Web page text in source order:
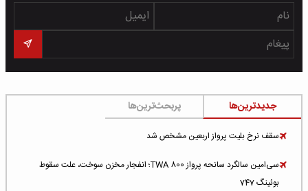
جدیدترین‌ها پربحث‌ترین‌ها
سقف نرخ بلیت پرواز اربعین مشخص شد
سی‌امین سالگرد سانحه پرواز TWA 800؛ انفجار مخزن سوخت، علت سقوط
بوئینگ 747